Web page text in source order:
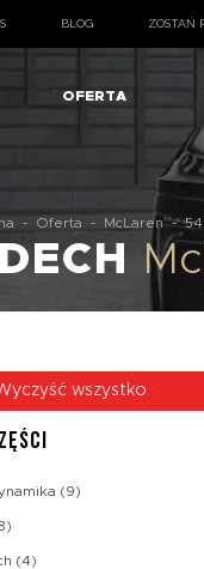
BLOG ZOSTAŃ
OFERTA
- Oferta - McLaren -
wszystko
(9)
(4)